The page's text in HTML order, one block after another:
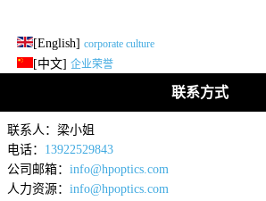
[English] corporate culture
[中文] 企业荣誉
联系方式
联系人：梁小姐
电话： 13922529843
公司邮箱： info@hpoptics.com
人力资源： info@hpoptics.com